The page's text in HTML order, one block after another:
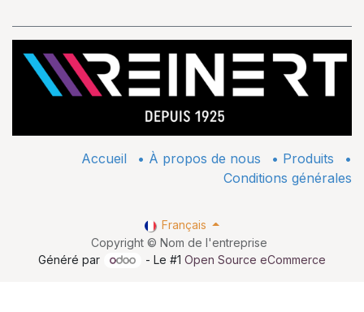
Accueil • À propos de nous • ​Produits
•
Conditions générales
Copyright © Nom de l'entreprise
Français
Généré par - Le #1Open Source eCommerce